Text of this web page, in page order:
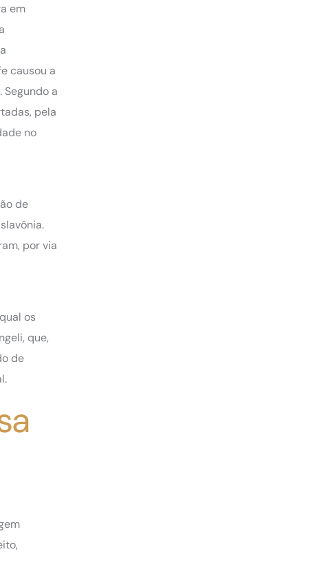
em
causou a
a
pela
no
de
por via
os
que,
de